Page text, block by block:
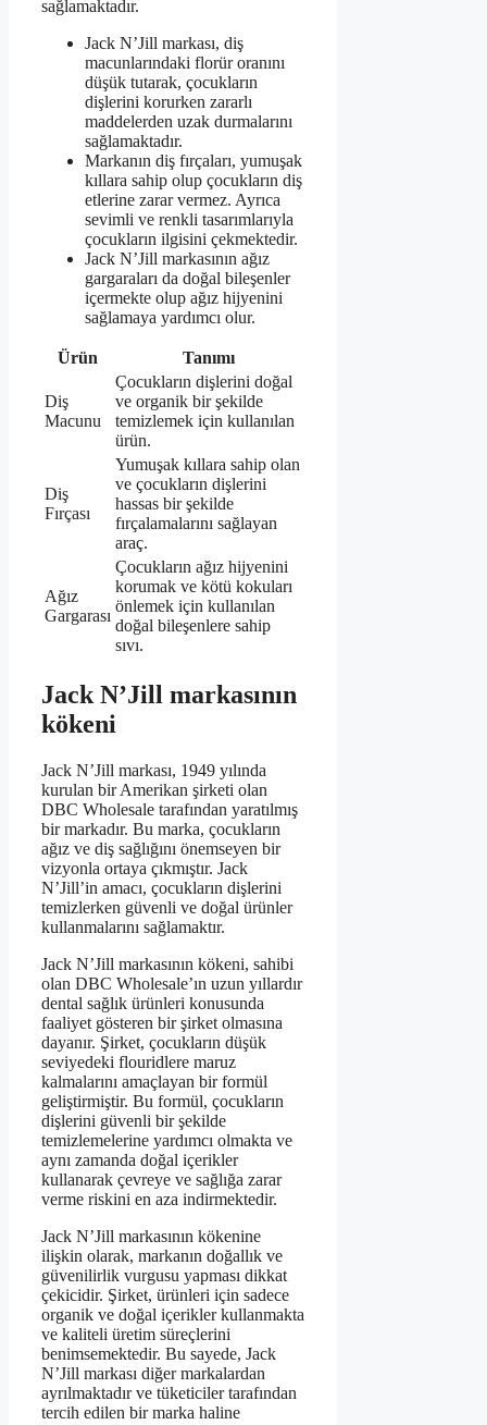
sağlamaktadır.
Jack N’Jill markası, diş
macunlarındaki florür oranını
düşük tutarak, çocukların
dişlerini korurken zararlı
maddelerden uzak durmalarını
sağlamaktadır.
Markanın diş fırçaları, yumuşak
kıllara sahip olup çocukların diş
etlerine zarar vermez. Ayrıca
sevimli ve renkli tasarımlarıyla
çocukların ilgisini çekmektedir.
Jack N’Jill markasının ağız
gargaraları da doğal bileşenler
içermekte olup ağız hijyenini
sağlamaya yardımcı olur.
Ürün Tanımı
Diş
Macunu
Çocukların dişlerini doğal
ve organik bir şekilde
temizlemek için kullanılan
ürün.
Diş
Fırçası
Yumuşak kıllara sahip olan
ve çocukların dişlerini
hassas bir şekilde
fırçalamalarını sağlayan
araç.
Ağız
Gargarası
Çocukların ağız hijyenini
korumak ve kötü kokuları
önlemek için kullanılan
doğal bileşenlere sahip
sıvı.
Jack N’Jill markasının
kökeni
Jack N’Jill markası, 1949 yılında
kurulan bir Amerikan şirketi olan
DBC Wholesale tarafından yaratılmış
bir markadır. Bu marka, çocukların
ağız ve diş sağlığını önemseyen bir
vizyonla ortaya çıkmıştır. Jack
N’Jill’in amacı, çocukların dişlerini
temizlerken güvenli ve doğal ürünler
kullanmalarını sağlamaktır.
Jack N’Jill markasının kökeni, sahibi
olan DBC Wholesale’ın uzun yıllardır
dental sağlık ürünleri konusunda
faaliyet gösteren bir şirket olmasına
dayanır. Şirket, çocukların düşük
seviyedeki flouridlere maruz
kalmalarını amaçlayan bir formül
geliştirmiştir. Bu formül, çocukların
dişlerini güvenli bir şekilde
temizlemelerine yardımcı olmakta ve
aynı zamanda doğal içerikler
kullanarak çevreye ve sağlığa zarar
verme riskini en aza indirmektedir.
Jack N’Jill markasının kökenine
ilişkin olarak, markanın doğallık ve
güvenilirlik vurgusu yapması dikkat
çekicidir. Şirket, ürünleri için sadece
organik ve doğal içerikler kullanmakta
ve kaliteli üretim süreçlerini
benimsemektedir. Bu sayede, Jack
N’Jill markası diğer markalardan
ayrılmaktadır ve tüketiciler tarafından
tercih edilen bir marka haline